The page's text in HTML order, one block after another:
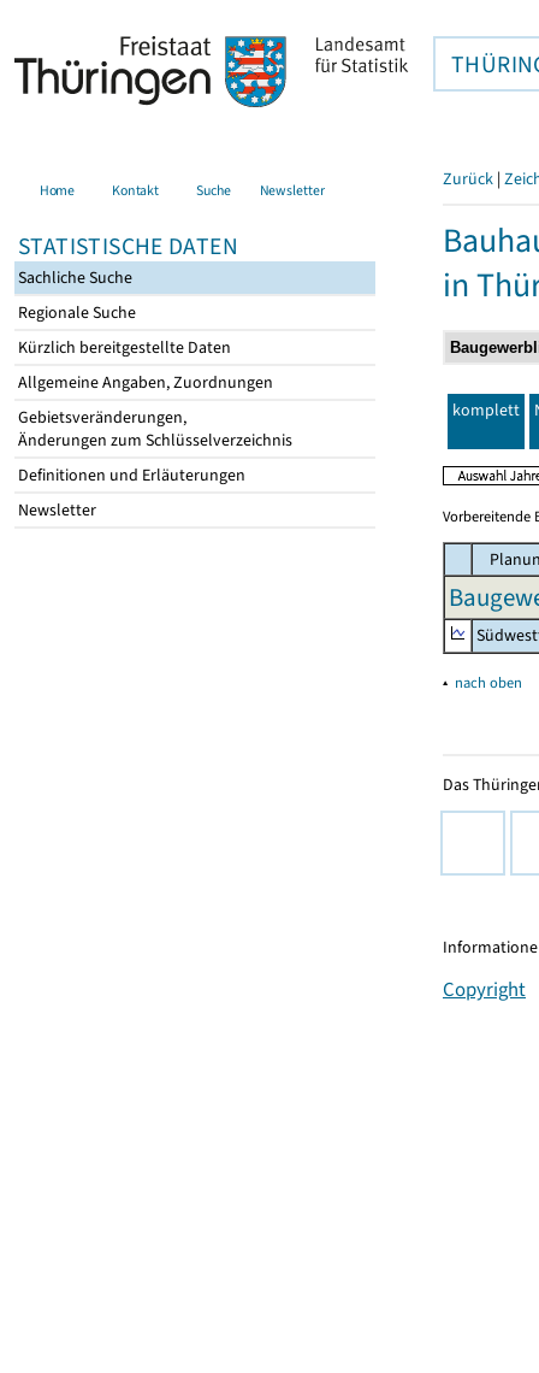
Home Kontakt Suche Newsletter
STATISTISCHE DATEN
Sachliche Suche
Regionale Suche
Kürzlich bereitgestellte Daten
Allgemeine Angaben, Zuordnungen
Gebietsveränderungen,
Änderungen zum Schlüsselverzeichnis
Definitionen und Erläuterungen
Newsletter
Zurück |
in
komplett
Vorbereitende
▴ nach oben
Das
Copyright